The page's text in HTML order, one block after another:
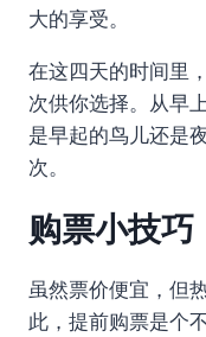
大的享受。
在这四天的时间里
次供你选择。从早
是早起的鸟儿还是
次。
购票小技巧
虽然票价便宜，但
此，提前购票是个